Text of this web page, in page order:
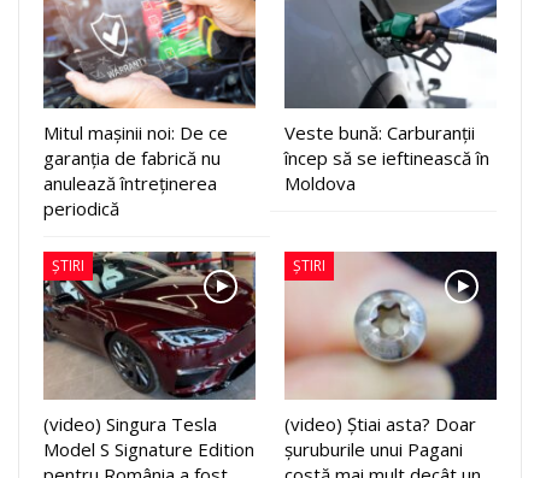
Mitul mașinii noi: De ce
garanția de fabrică nu
anulează întreținerea
periodică
Veste bună: Carburanții
încep să se ieftinească în
Moldova
ȘTIRI
(video) Singura Tesla
Model S Signature Edition
ȘTIRI
(video) Știai asta? Doar
șuruburile unui Pagani